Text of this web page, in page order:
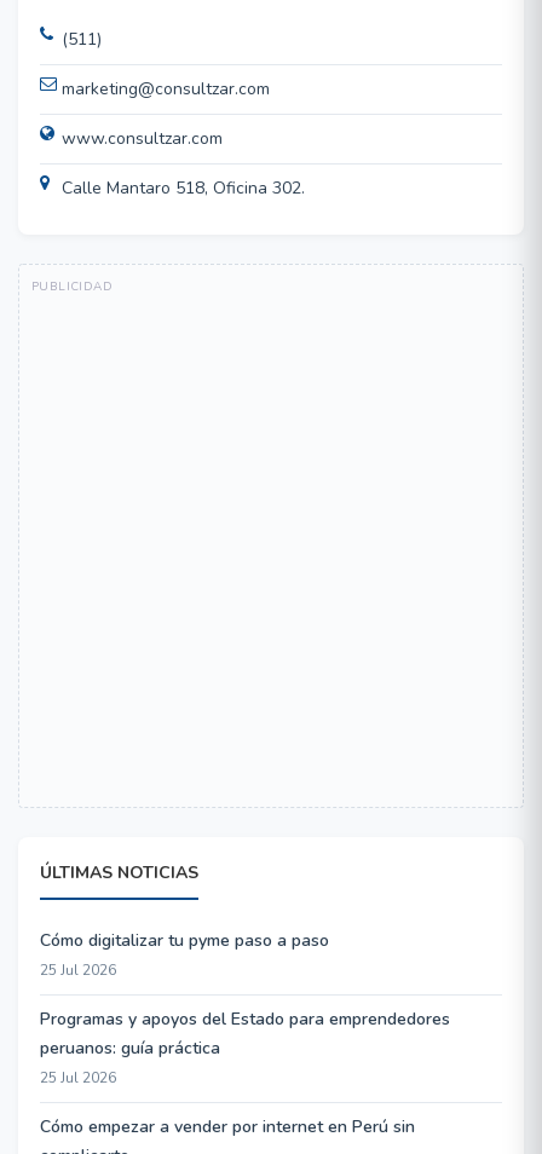
(511)
marketing@consultzar.com
www.consultzar.com
Calle Mantaro 518, Oficina 302.
ÚLTIMAS NOTICIAS
Cómo digitalizar tu pyme paso a paso
25 Jul 2026
Programas y apoyos del Estado para emprendedores
peruanos: guía práctica
25 Jul 2026
Cómo empezar a vender por internet en Perú sin